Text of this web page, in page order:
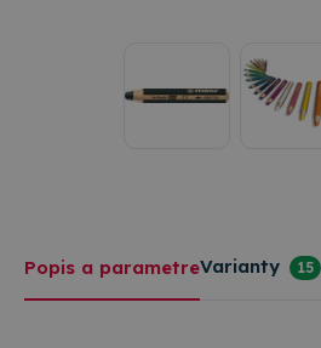
Popis a parametreVarianty 15